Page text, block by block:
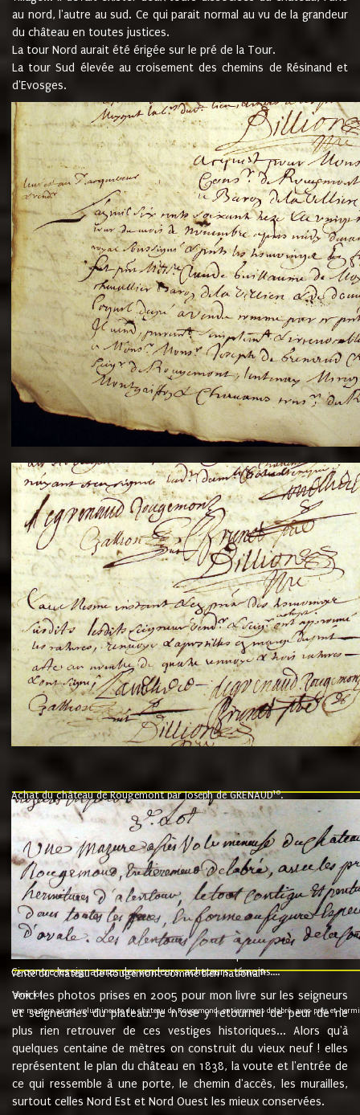
au nord, l'autre au sud. Ce qui parait normal au vu de la grandeur
du château en toutes justices.
La tour Nord aurait été érigée sur le pré de la Tour.
La tour Sud élevée au croisement des chemins de Résinand et
d'Evosges.
Achat du château de Rougemont par Joseph de GRENAUD10.
"l'an mil six cent soixante treze le ving neuvième jour du mois de
nommé fut présent Messire Claude Guillaume de Moyriat chevalier baron
vend, purement simplement et irrevocablement a monseigneur monsieur
et chavannes conseiller du roy au parlement de Bourgogne, present et
que le dit seigneur Baron de la Vellière a sur ses hommes, indivisables et
de la Velliere tout ainsi et comme le dit seigneur Baron et ses
présent......"
suivent les rentes, donation des terriers, etc... au prix de 880 livre louis
Ci contre les signatures des vendeurs, acheteurs, témoins....
vente du château de Rougemont comme bien national9.
"3ème lot
une mazure assez volumineuse du chateau de Rougemond, entierement delabré, avec près et
Voici les photos prises en 2005 pour mon livre sur les seigneurs
et seigneuries du plateau. Je n'ose y retourner de peur de ne
plus rien retrouver de ces vestiges historiques... Alors qu'à
quelques centaine de mètres on construit du vieux neuf ! elles
représentent le plan du château en 1838, la voute et l'entrée de
ce qui ressemble à une porte, le chemin d'accès, les murailles,
surtout celles Nord Est et Nord Ouest les mieux conservées.